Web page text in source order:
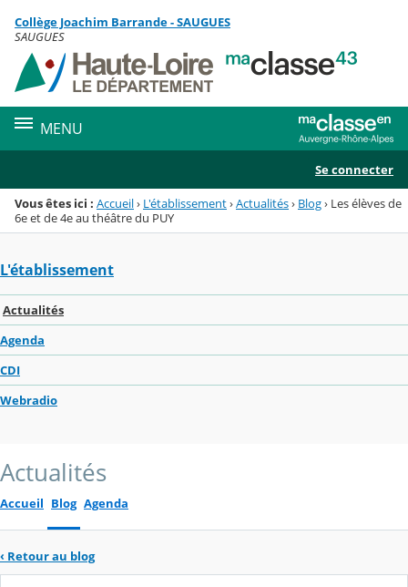
Menu de la rubrique
Contenu
Collège Joachim Barrande - SAUGUES
SAUGUES
MENU
Se connecter
Vous êtes ici : Accueil› L'établissement›Actualités› Blog› Les élèves de
6e et de 4e au théâtre du PUY
L'établissement
Actualités
Agenda
CDI
Webradio
Actualités
Accueil Blog Agenda
‹ Retour au blog